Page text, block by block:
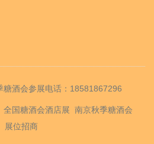
酒会参展电话：18581867296
全国糖酒会酒店展 南京秋季糖酒会
展位招商